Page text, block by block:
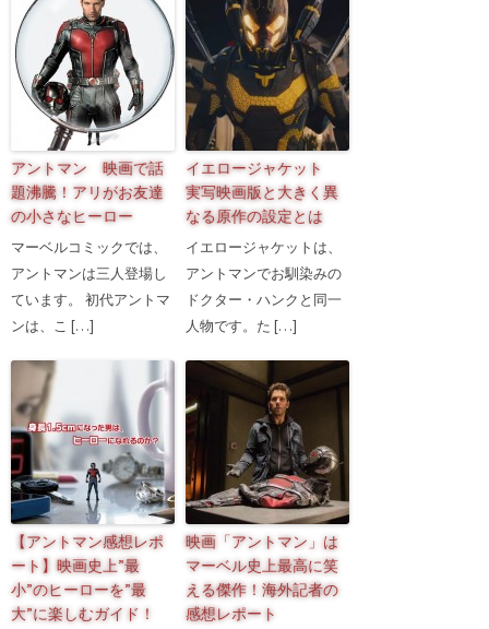
アントマン 映画で話
題沸騰！アリがお友達
の小さなヒーロー
マーベルコミックでは、
アントマンは三人登場し
ています。 初代アントマ
ンは、こ […]
イエロージャケット
実写映画版と大きく異
なる原作の設定とは
イエロージャケットは、
アントマンでお馴染みの
ドクター・ハンクと同一
人物です。た […]
【アントマン感想レポ
ート】映画史上”最
小”のヒーローを”最
大”に楽しむガイド！
映画「アントマン」は
マーベル史上最高に笑
える傑作！海外記者の
感想レポート